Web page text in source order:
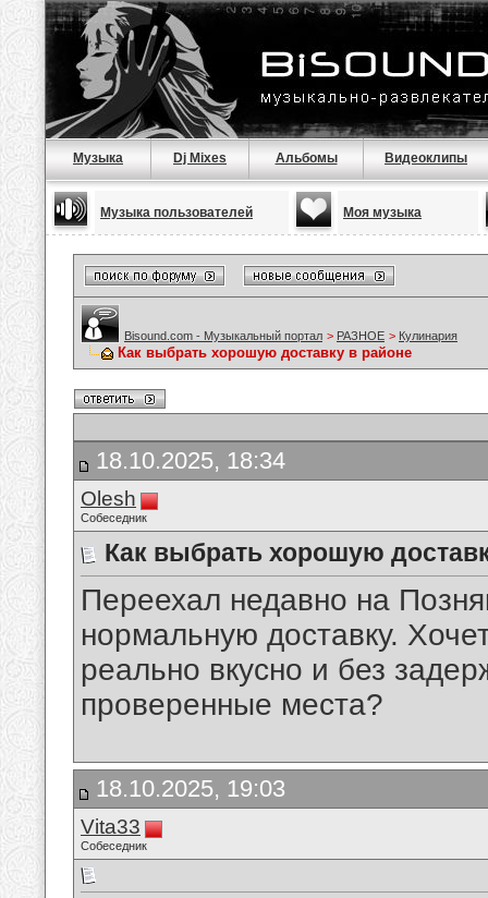
Музыка Dj Mixes Альбомы Видеоклипы
Музыка пользователей Моя музыка
Bisound.com - Музыкальный портал > РАЗНОЕ > Кулинария
Как выбрать хорошую доставку в районе
18.10.2025, 18:34
Olesh
Собеседник
Как выбрать хорошую
Переехал недавно на
нормальную доставку.
реально вкусно и без
проверенные места?
18.10.2025, 19:03
Vita33
Собеседник